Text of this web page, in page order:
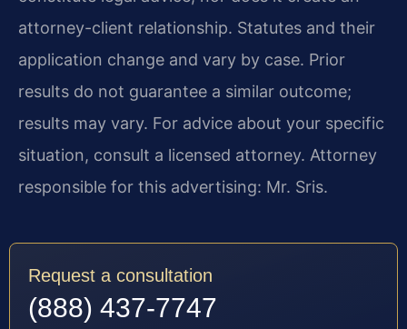
attorney-client relationship. Statutes and their
application change and vary by case. Prior
results do not guarantee a similar outcome;
results may vary. For advice about your specific
situation, consult a licensed attorney. Attorney
responsible for this advertising: Mr. Sris.
Request a consultation
(888) 437-7747